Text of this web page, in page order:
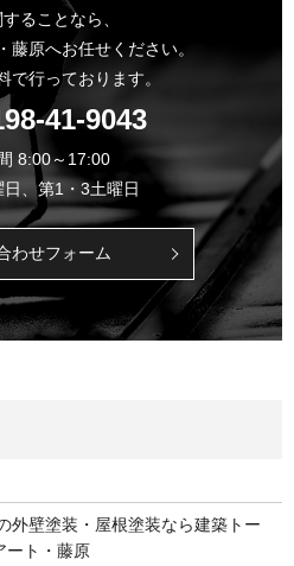
ることなら、
藤原へお任せください。
で行っております。
41-9043
8:00～17:00
、第1・3土曜日
わせフォーム
外壁塗装・屋根塗装なら建築トー
ート・藤原